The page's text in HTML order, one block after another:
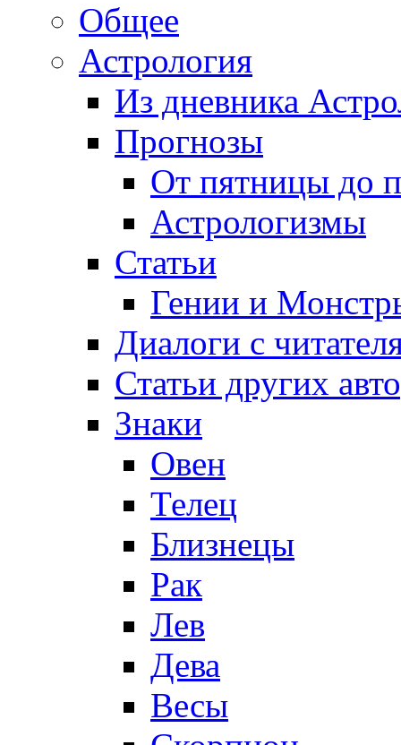
Общее
Астрология
Из дневника
Прогнозы
От пятницы до
Астрологизмы
Статьи
Гении и
Диалоги с
Статьи других
Знаки
Овен
Телец
Близнецы
Рак
Лев
Дева
Весы